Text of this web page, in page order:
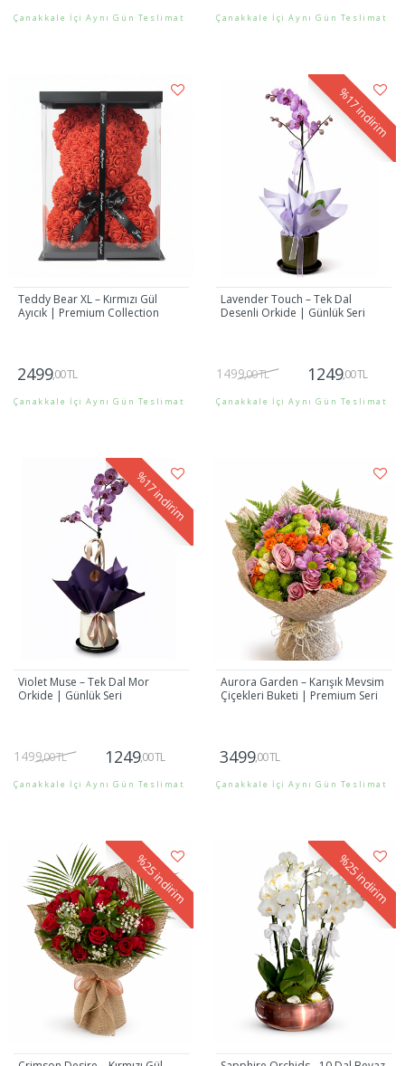
Çanakkale İçi Aynı Gün Teslimat Çanakkale İçi Aynı Gün Teslimat
Teddy Bear XL – Kırmızı Gül
Ayıcık | Premium Collection
2499,00 TL
Çanakkale İçi Aynı Gün Teslimat
%17
indirim
Lavender Touch – Tek Dal
Desenli Orkide | Günlük Seri
1499,00 TL 1249,00 TL
Çanakkale İçi Aynı Gün Teslimat
%17
indirim
Violet Muse – Tek Dal Mor
Orkide | Günlük Seri
1499,00 TL 1249,00 TL
Çanakkale İçi Aynı Gün Teslimat
Aurora Garden – Karışık Mevsim
Çiçekleri Buketi | Premium Seri
3499,00 TL
Çanakkale İçi Aynı Gün Teslimat
%25
indirim
%25
indirim